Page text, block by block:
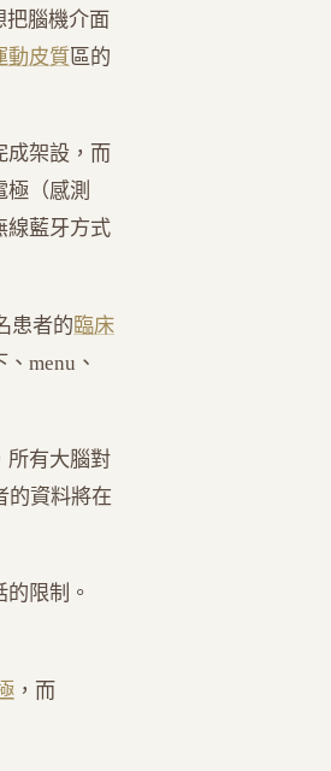
把腦機介面
動皮質區的
成架設，而
極（感測
線藍牙方式
患者的臨床
menu、
所有大腦對
的資料將在
限制。
，而